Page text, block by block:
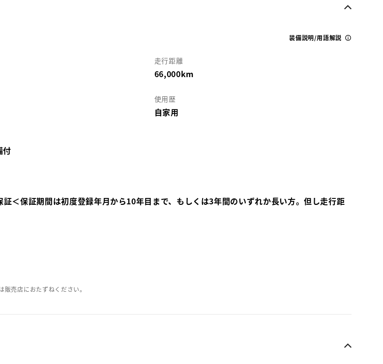
装備説明/用語解説
走行距離
66,000km
使用歴
自家用
付
＜保証期間は初度登録年月から10年目まで、もしくは3年間のいずれか長い方。但し走行距
売店におたずねください。